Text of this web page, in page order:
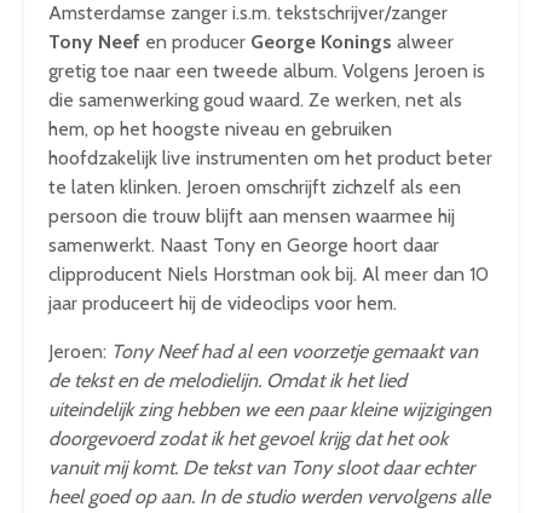
Amsterdamse zanger i.s.m. tekstschrijver/zanger
Tony Neef en producer George Konings alweer
gretig toe naar een tweede album. Volgens Jeroen is
die samenwerking goud waard. Ze werken, net als
hem, op het hoogste niveau en gebruiken
hoofdzakelijk live instrumenten om het product beter
te laten klinken. Jeroen omschrijft zichzelf als een
persoon die trouw blijft aan mensen waarmee hij
samenwerkt. Naast Tony en George hoort daar
clipproducent Niels Horstman ook bij. Al meer dan 10
jaar produceert hij de videoclips voor hem.
Jeroen: Tony Neef had al een voorzetje gemaakt van
de tekst en de melodielijn. Omdat ik het lied
uiteindelijk zing hebben we een paar kleine wijzigingen
doorgevoerd zodat ik het gevoel krijg dat het ook
vanuit mij komt. De tekst van Tony sloot daar echter
heel goed op aan. In de studio werden vervolgens alle